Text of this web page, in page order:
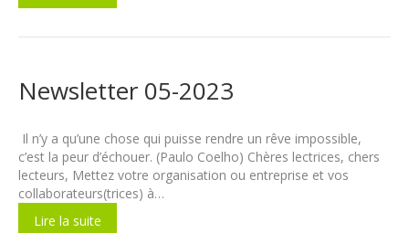
Newsletter 05-2023
Il n’y a qu’une chose qui puisse rendre un rêve impossible,
c’est la peur d’échouer. (Paulo Coelho) Chères lectrices, chers
lecteurs, Mettez votre organisation ou entreprise et vos
collaborateurs(trices) à…
Lire la suite